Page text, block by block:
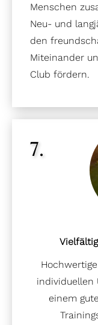
Menschen
Neu- und
den
Miteinander
Club fördern.
7.
individuellen
einem